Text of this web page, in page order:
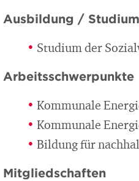
Ausbildung / Studium
Studium der
Arbeitsschwerpunkte
Kommunale
Kommunale
Bildung für
Mitgliedschaften